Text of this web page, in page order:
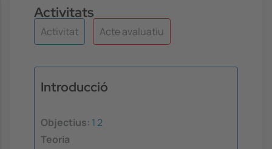
Activitats
Activitat Acte avaluatiu
Introducció
Objectius: 1 2
Teoria